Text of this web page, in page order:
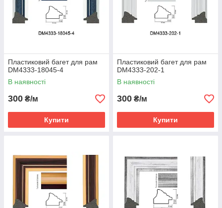
Пластиковий багет для рам
DM4333-18045-4
В наявності
300 ₴/м
Купити
Пластиковий багет для рам
DM4333-202-1
В наявності
300 ₴/м
Купити